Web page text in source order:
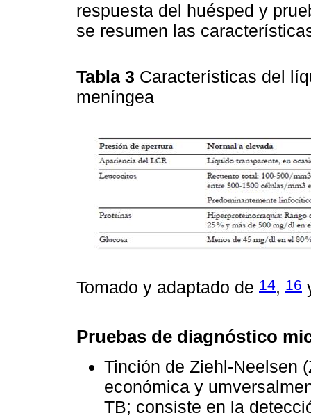
respuesta del huésped y
se resumen las
Tabla 3 Características del
meníngea
Tomado y adaptado de 14, 16
Pruebas de diagnóstico
Tinción de Ziehl-Neelsen
económica y
TB; consiste en la